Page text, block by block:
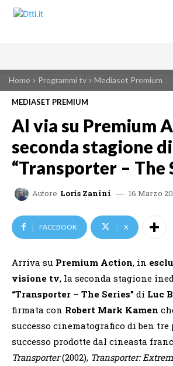
Home Programmi tv Mediaset Premium
MEDIASET PREMIUM
Al via su Premium
seconda stagione di
“Transporter – The
Autore Loris Zanini 16 Marzo
FACEBOOK X
Arriva su Premium Action, in
visione tv, la seconda stagione
“Transporter – The Series” di Luc
firmata con Robert Mark Kamen
successo cinematografico di ben
successo prodotte dal cineasta
Transporter(2002), Transporter: